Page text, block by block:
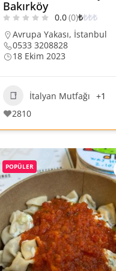
Bakırköy
0.0(0)₺₺₺₺
Avrupa Yakası, İstanbul
0533 3208828
18 Ekim 2023
İtalyan Mutfağı +1
2810
POPÜLER